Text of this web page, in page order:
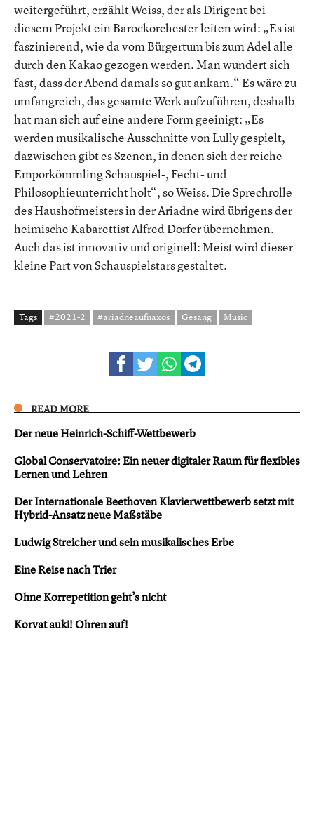
weitergeführt, erzählt Weiss, der als Dirigent bei
diesem Projekt ein Barockorchester leiten wird: „Es ist
faszinierend, wie da vom Bürgertum bis zum Adel alle
durch den Kakao gezogen werden. Man wundert sich
fast, dass der Abend damals so gut ankam.“ Es wäre zu
umfangreich, das gesamte Werk aufzuführen, deshalb
hat man sich auf eine andere Form geeinigt: „Es
werden musikalische Ausschnitte von Lully gespielt,
dazwischen gibt es Szenen, in denen sich der reiche
Emporkömmling Schauspiel-, Fecht- und
Philosophieunterricht holt“, so Weiss. Die Sprechrolle
des Haushofmeisters in der Ariadne wird übrigens der
heimische Kabarettist Alfred Dorfer übernehmen.
Auch das ist innovativ und originell: Meist wird dieser
kleine Part von Schauspielstars gestaltet.
Tags #2021-2 #ariadneaufnaxos Gesang Music
READ MORE
Der neue Heinrich-Schiff-Wettbewerb
Global Conservatoire: Ein neuer digitaler Raum für flexibles
Lernen und Lehren
Der Internationale Beethoven Klavierwettbewerb setzt mit
Hybrid-Ansatz neue Maßstäbe
Ludwig Streicher und sein musikalisches Erbe
Eine Reise nach Trier
Ohne Korrepetition geht’s nicht
Korvat auki! Ohren auf!